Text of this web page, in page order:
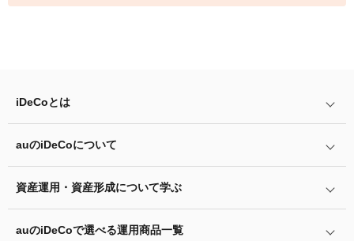
iDeCoとは
iDeCoとは
iDeCoのメリットと留意点
掛金と拠出限度額
auのiDeCoについて
auのiDeCoについて
の加入方法
資産運用・資産形成について学ぶ
あなたのお金を働き者に
auのiDeCoで選べる運用商品一覧